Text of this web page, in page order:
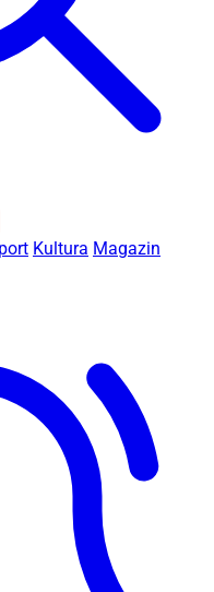
Kultura Magazin